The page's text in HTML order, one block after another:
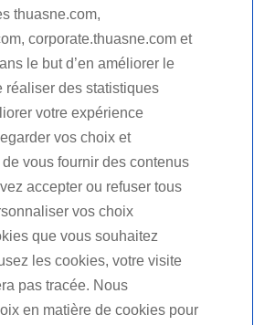
thuasne.com,
corporate.thuasne.com et
le but d’en améliorer le
réaliser des statistiques
votre expérience
vos choix et
vous fournir des contenus
accepter ou refuser tous
vos choix
que vous souhaitez
les cookies, votre visite
pas tracée. Nous
en matière de cookies pour